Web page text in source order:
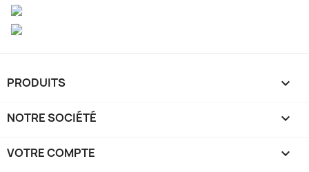
PRODUITS 
NOTRE SOCIÉTÉ 
VOTRE COMPTE 